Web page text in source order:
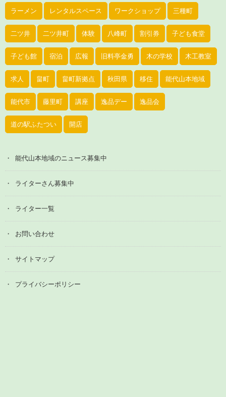
ラーメン レンタルスペース ワークショップ 三種町
二ツ井 二ツ井町 体験 八峰町 割引券 子ども食堂
子ども館 宿泊 広報 旧料亭金勇 木の学校 木工教室
求人 畠町 畠町新拠点 秋田県 移住 能代山本地域
能代市 藤里町 講座 逸品デー 逸品会
道の駅ふたつい 開店
能代山本地域のニュース募集中
ライターさん募集中
ライター一覧
お問い合わせ
サイトマップ
プライバシーポリシー